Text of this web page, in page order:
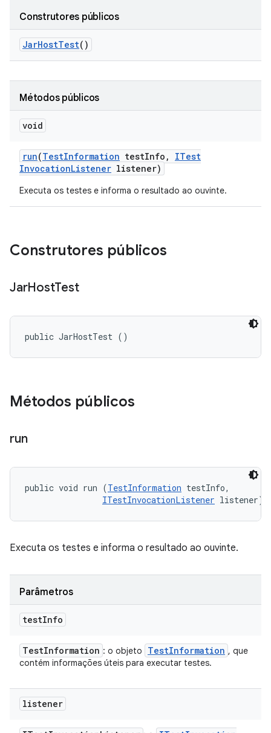
Construtores públicos
JarHostTest()
Métodos públicos
void
run(TestInformation testInfo ,
ITest
InvocationListener listener)
Executa os testes e informa o resultado ao ouvinte.
Construtores públicos
JarHostTest
public JarHostTest ()
Métodos públicos
run
public void run (TestInformation testInfo,
ITestInvocationListener listener)
Executa os testes e informa o resultado ao ouvinte.
Parâmetros
testInfo
TestInformation : o objeto TestInformation , que
contém informações úteis para executar testes.
listener